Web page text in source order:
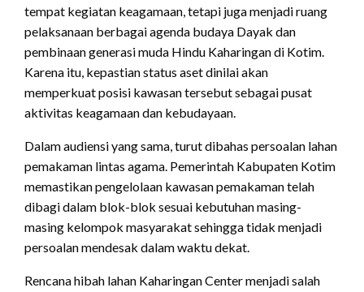
tempat kegiatan keagamaan, tetapi juga menjadi ruang
pelaksanaan berbagai agenda budaya Dayak dan
pembinaan generasi muda Hindu Kaharingan di Kotim.
Karena itu, kepastian status aset dinilai akan
memperkuat posisi kawasan tersebut sebagai pusat
aktivitas keagamaan dan kebudayaan.
Dalam audiensi yang sama, turut dibahas persoalan lahan
pemakaman lintas agama. Pemerintah Kabupaten Kotim
memastikan pengelolaan kawasan pemakaman telah
dibagi dalam blok-blok sesuai kebutuhan masing-
masing kelompok masyarakat sehingga tidak menjadi
persoalan mendesak dalam waktu dekat.
Rencana hibah lahan Kaharingan Center menjadi salah